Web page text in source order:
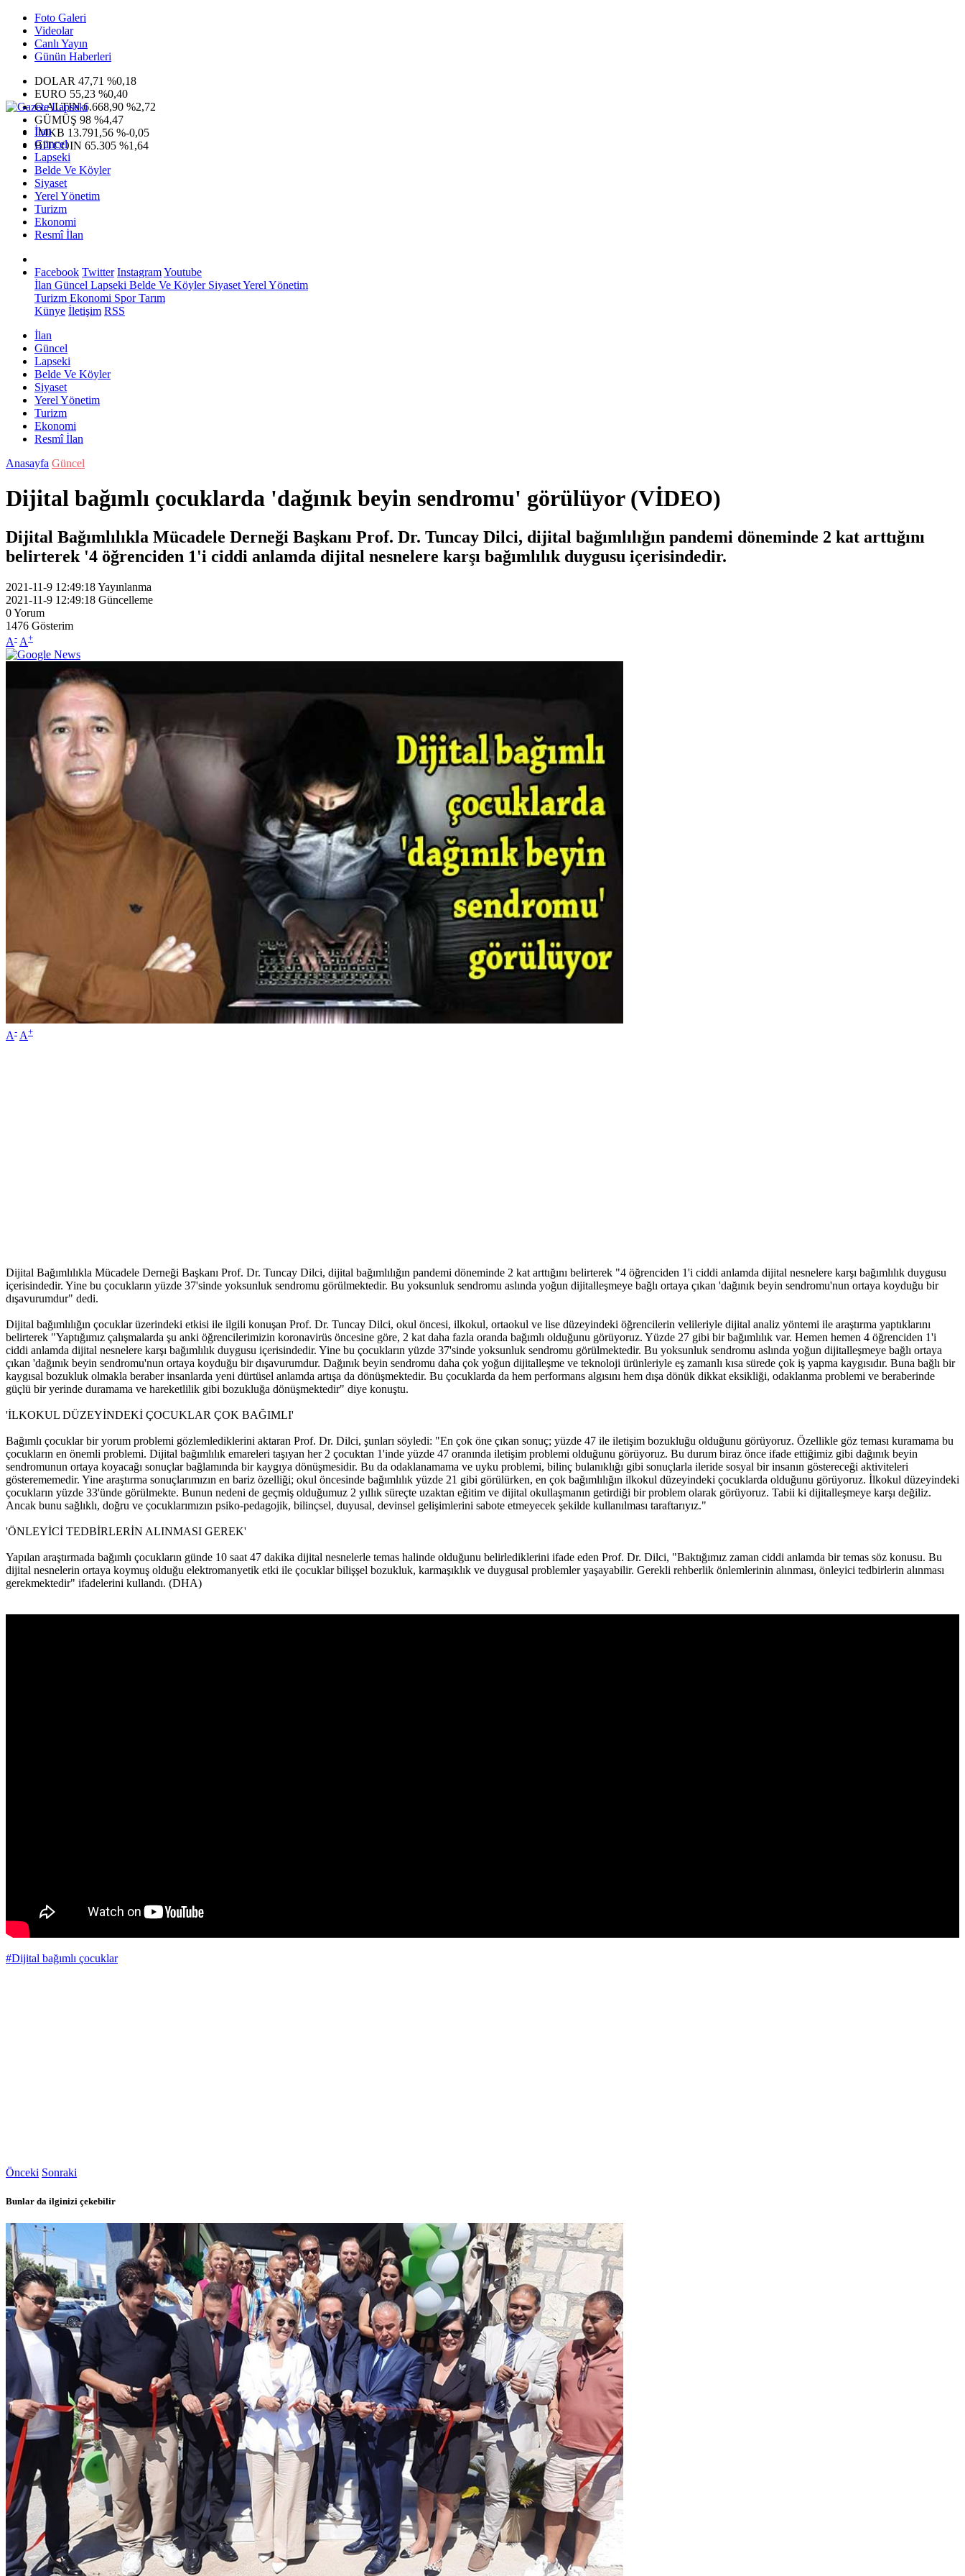
Foto Galeri
Videolar
Canlı Yayın
Günün Haberleri
DOLAR 47,71 %0,18
EURO 55,23 %0,40
G.ALTIN6.668,90 %2,72
GÜMÜŞ 98 %4,47
IMKB 13.791,56 %-0,05
BITCOIN 65.305 %1,64
İlan
Güncel
Lapseki
Belde Ve Köyler
Siyaset
Yerel Yönetim
Turizm
Ekonomi
Resmî İlan
Facebook Twitter InstagramYoutube
İlan Güncel Lapseki Belde Ve KöylerSiyasetYerel Yönetim
Turizm Ekonomi SporTarım
Künye İletişim RSS
İlan
Güncel
Lapseki
Belde Ve Köyler
Siyaset
Yerel Yönetim
Turizm
Ekonomi
Resmî İlan
Anasayfa Güncel
Dijital bağımlı çocuklarda 'dağınık beyin sendromu' görülüyor (VİDEO)
Dijital Bağımlılıkla Mücadele Derneği Başkanı Prof. Dr. Tuncay Dilci, dijital bağımlılığın pandemi döneminde 2 kat arttığını
belirterek '4 öğrenciden 1'i ciddi anlamda dijital nesnelere karşı bağımlılık duygusu içerisindedir.
2021-11-9 12:49:18Yayınlanma
2021-11-9 12:49:18 Güncelleme
0Yorum
1476 Gösterim
A- A+
A- A+
Dijital Bağımlılıkla Mücadele Derneği Başkanı Prof. Dr. Tuncay Dilci, dijital bağımlılığın pandemi döneminde 2 kat arttığını belirterek "4 öğrenciden 1'i ciddi anlamda dijital nesnelere karşı bağımlılık duygusu
içerisindedir. Yine bu çocukların yüzde 37'sinde yoksunluk sendromu görülmektedir. Bu yoksunluk sendromu aslında yoğun dijitalleşmeye bağlı ortaya çıkan 'dağınık beyin sendromu'nun ortaya koyduğu bir
dışavurumdur" dedi.
Dijital bağımlılığın çocuklar üzerindeki etkisi ile ilgili konuşan Prof. Dr. Tuncay Dilci, okul öncesi, ilkokul, ortaokul ve lise düzeyindeki öğrencilerin velileriyle dijital analiz yöntemi ile araştırma yaptıklarını
belirterek "Yaptığımız çalışmalarda şu anki öğrencilerimizin koronavirüs öncesine göre, 2 kat daha fazla oranda bağımlı olduğunu görüyoruz. Yüzde 27 gibi bir bağımlılık var. Hemen hemen 4 öğrenciden 1'i
ciddi anlamda dijital nesnelere karşı bağımlılık duygusu içerisindedir. Yine bu çocukların yüzde 37'sinde yoksunluk sendromu görülmektedir. Bu yoksunluk sendromu aslında yoğun dijitalleşmeye bağlı ortaya
çıkan 'dağınık beyin sendromu'nun ortaya koyduğu bir dışavurumdur. Dağınık beyin sendromu daha çok yoğun dijitalleşme ve teknoloji ürünleriyle eş zamanlı kısa sürede çok iş yapma kaygısıdır. Buna bağlı bir
kaygısal bozukluk olmakla beraber insanlarda yeni dürtüsel anlamda artışa da dönüşmektedir. Bu çocuklarda da hem performans algısını hem dışa dönük dikkat eksikliği, odaklanma problemi ve beraberinde
güçlü bir yerinde duramama ve hareketlilik gibi bozukluğa dönüşmektedir" diye konuştu.
'İLKOKUL DÜZEYİNDEKİ ÇOCUKLAR ÇOK BAĞIMLI'
Bağımlı çocuklar bir yorum problemi gözlemlediklerini aktaran Prof. Dr. Dilci, şunları söyledi: "En çok öne çıkan sonuç; yüzde 47 ile iletişim bozukluğu olduğunu görüyoruz. Özellikle göz teması kuramama bu
çocukların en önemli problemi. Dijital bağımlılık emareleri taşıyan her 2 çocuktan 1'inde yüzde 47 oranında iletişim problemi olduğunu görüyoruz. Bu durum biraz önce ifade ettiğimiz gibi dağınık beyin
sendromunun ortaya koyacağı sonuçlar bağlamında bir kaygıya dönüşmesidir. Bu da odaklanamama ve uyku problemi, bilinç bulanıklığı gibi sonuçlarla ileride sosyal bir insanın göstereceği aktiviteleri
gösterememedir. Yine araştırma sonuçlarımızın en bariz özelliği; okul öncesinde bağımlılık yüzde 21 gibi görülürken, en çok bağımlılığın ilkokul düzeyindeki çocuklarda olduğunu görüyoruz. İlkokul düzeyindeki
çocukların yüzde 33'ünde görülmekte. Bunun nedeni de geçmiş olduğumuz 2 yıllık süreçte uzaktan eğitim ve dijital okullaşmanın getirdiği bir problem olarak görüyoruz. Tabii ki dijitalleşmeye karşı değiliz.
Ancak bunu sağlıklı, doğru ve çocuklarımızın psiko-pedagojik, bilinçsel, duyusal, devinsel gelişimlerini sabote etmeyecek şekilde kullanılması taraftarıyız."
'ÖNLEYİCİ TEDBİRLERİN ALINMASI GEREK'
Yapılan araştırmada bağımlı çocukların günde 10 saat 47 dakika dijital nesnelerle temas halinde olduğunu belirlediklerini ifade eden Prof. Dr. Dilci, "Baktığımız zaman ciddi anlamda bir temas söz konusu. Bu
dijital nesnelerin ortaya koymuş olduğu elektromanyetik etki ile çocuklar bilişşel bozukluk, karmaşıklık ve duygusal problemler yaşayabilir. Gerekli rehberlik önlemlerinin alınması, önleyici tedbirlerin alınması
gerekmektedir" ifadelerini kullandı. (DHA)
#Dijital bağımlı çocuklar
Önceki Sonraki
Bunlar da ilginizi çekebilir